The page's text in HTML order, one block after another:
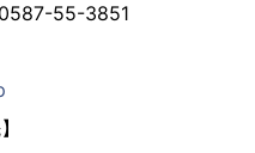
55-3851